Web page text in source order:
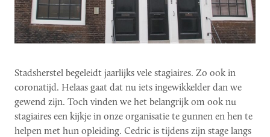
Stadsherstel begeleidt jaarlijks vele stagiaires. Zo ook in
coronatijd. Helaas gaat dat nu iets ingewikkelder dan we
gewend zijn. Toch vinden we het belangrijk om ook nu
stagiaires een kijkje in onze organisatie te gunnen en hen te
helpen met hun opleiding. Cedric is tijdens zijn stage langs